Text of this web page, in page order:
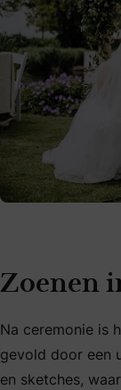
Zoenen
Na ceremonie is
gevold door een
en sketches,